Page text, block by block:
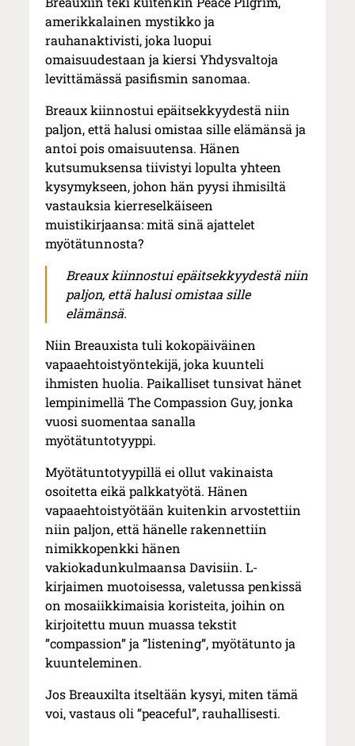
amerikkalainen mystikko ja
rauhanaktivisti, joka luopui
omaisuudestaan ja kiersi Yhdysvaltoja
levittämässä pasifismin sanomaa.
Breaux kiinnostui epäitsekkyydestä niin
paljon, että halusi omistaa sille elämänsä ja
antoi pois omaisuutensa. Hänen
kutsumuksensa tiivistyi lopulta yhteen
kysymykseen, johon hän pyysi ihmisiltä
vastauksia kierreselkäiseen
muistikirjaansa: mitä sinä ajattelet
myötätunnosta?
Breaux kiinnostui epäitsekkyydestä niin
paljon, että halusi omistaa sille
elämänsä.
Niin Breauxista tuli kokopäiväinen
vapaaehtoistyöntekijä, joka kuunteli
ihmisten huolia. Paikalliset tunsivat hänet
lempinimellä The Compassion Guy, jonka
vuosi suomentaa sanalla
myötätuntotyyppi.
Myötätuntotyypillä ei ollut vakinaista
osoitetta eikä palkkatyötä. Hänen
vapaaehtoistyötään kuitenkin arvostettiin
niin paljon, että hänelle rakennettiin
nimikkopenkki hänen
vakiokadunkulmaansa Davisiin. L-
kirjaimen muotoisessa, valetussa penkissä
on mosaiikkimaisia koristeita, joihin on
kirjoitettu muun muassa tekstit
”compassion” ja ”listening”, myötätunto ja
kuunteleminen.
Jos Breauxilta itseltään kysyi, miten tämä
voi, vastaus oli ”peaceful”, rauhallisesti.